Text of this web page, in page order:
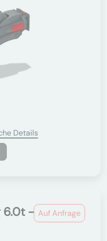
Details
Auf Anfrage
6.0t -